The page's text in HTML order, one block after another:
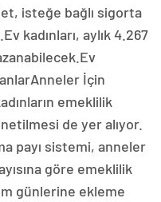
isteğe bağlı sigorta
kadınları, aylık 4.267
İçin
emeklilik
de yer alıyor.
payı sistemi, anneler
göre emeklilik
günlerine ekleme